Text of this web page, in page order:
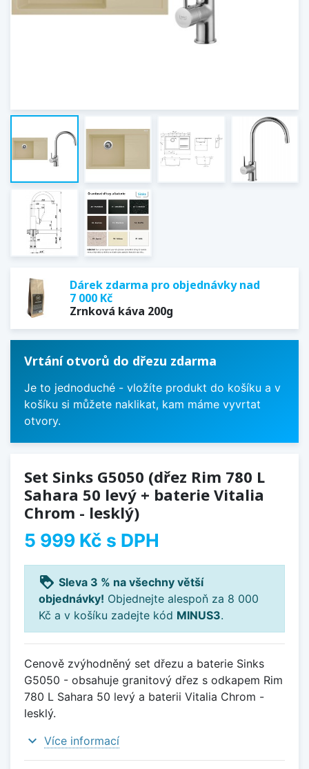
Dárek zdarma pro objednávky nad
7 000 Kč
Zrnková káva 200g
Vrtání otvorů do dřezu zdarma
Je to jednoduché - vložíte produkt do košíku a v
košíku si můžete naklikat, kam máme vyvrtat
otvory.
Set Sinks G5050 (dřez Rim 780 L
Sahara 50 levý + baterie Vitalia
Chrom - lesklý)
5 999 Kč s DPH
loyalty Sleva 3 % na všechny větší
objednávky! Objednejte alespoň za 8 000
Kč a v košíku zadejte kód MINUS3.
Cenově zvýhodněný set dřezu a baterie Sinks
G5050 - obsahuje granitový dřez s odkapem Rim
780 L Sahara 50 levý a baterii Vitalia Chrom -
lesklý.
expand_more Více informací